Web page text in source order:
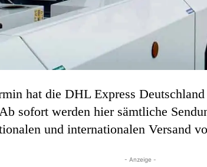
hat die DHL Express
sofort werden hier sämtliche
und internationalen Versand
- Anzeige -